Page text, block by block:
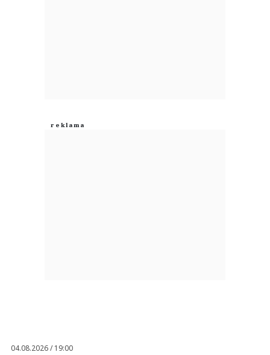
04.08.2026 / 19:00